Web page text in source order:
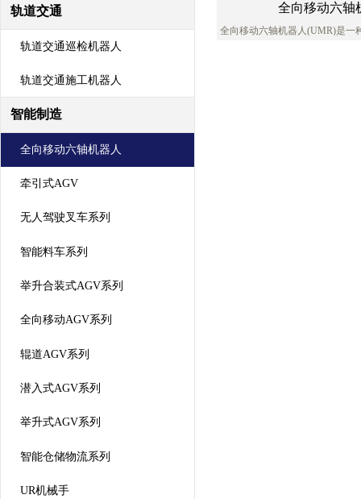
全向移动六轴
全向移动六轴机器人(UMR)是一
轨道交通
轨道交通巡检机器人
轨道交通施工机器人
智能制造
全向移动六轴机器人
牵引式AGV
无人驾驶叉车系列
智能料车系列
举升合装式AGV系列
全向移动AGV系列
辊道AGV系列
潜入式AGV系列
举升式AGV系列
智能仓储物流系列
UR机械手